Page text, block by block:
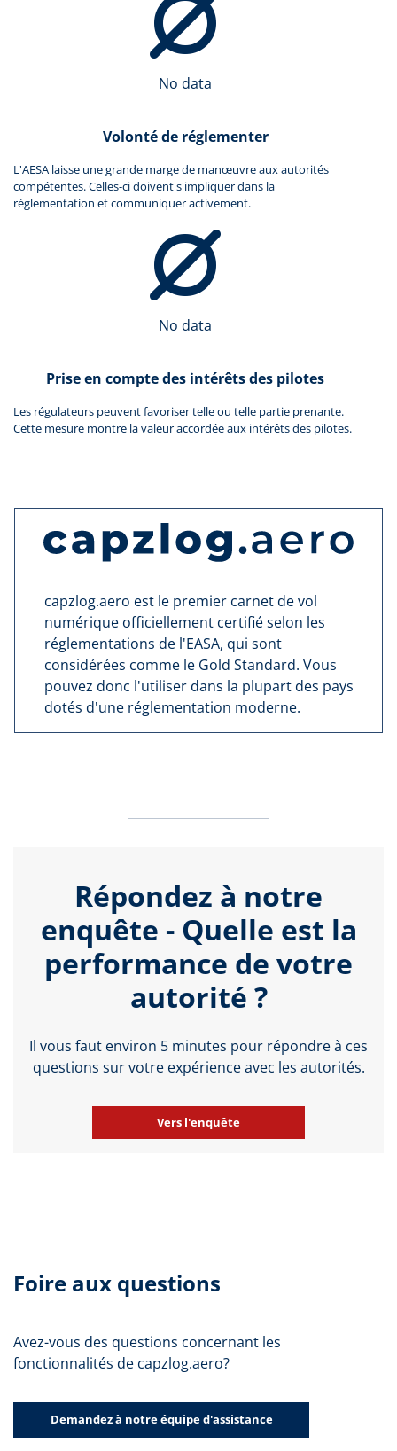
No data
Volonté de réglementer
L'AESA laisse une grande marge de manœuvre aux autorités
compétentes. Celles-ci doivent s'impliquer dans la
réglementation et communiquer activement.
No data
Prise en compte des intérêts des pilotes
Les régulateurs peuvent favoriser telle ou telle partie prenante.
Cette mesure montre la valeur accordée aux intérêts des pilotes.
capzlog.aero est le premier carnet de vol
numérique officiellement certifié selon les
réglementations de l'EASA, qui sont
considérées comme le Gold Standard. Vous
pouvez donc l'utiliser dans la plupart des pays
dotés d'une réglementation moderne.
Répondez à notre
enquête - Quelle est la
performance de votre
autorité ?
Il vous faut environ 5 minutes pour répondre à ces
questions sur votre expérience avec les autorités.
Vers l'enquête
Foire aux questions
Avez-vous des questions concernant les
fonctionnalités de capzlog.aero?
Demandez à notre équipe d'assistance